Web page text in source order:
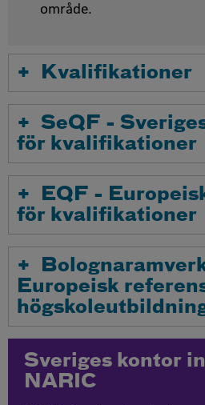
Sveriges kontor
NARIC
område.
Kvalifikationer
SeQF -
för kvalifikationer
EQF -
för kvalifikationer
Europeisk